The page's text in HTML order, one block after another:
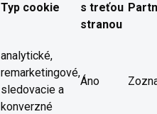
Typ cookie
s treťou
stranou
analytické,
remarketingové,
sledovacie a
konverzné
Áno